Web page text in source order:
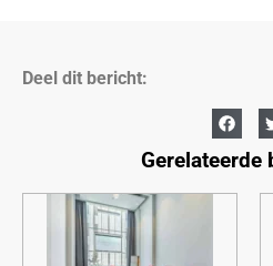
Deel dit bericht:
Gerelateerde